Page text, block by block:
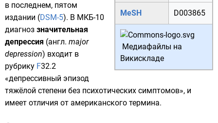
MeSH D003865
Медиафайлы на
Викискладе
в последнем, пятом
издании (DSM-5). В МКБ-10
диагноз значительная
депрессия (англ. major
depression) входит в
рубрику F32.2
«депрессивный эпизод
тяжёлой степени без психотических симптомов», и
имеет отличия от американского термина.